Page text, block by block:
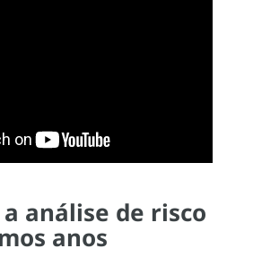
análise de risco
anos